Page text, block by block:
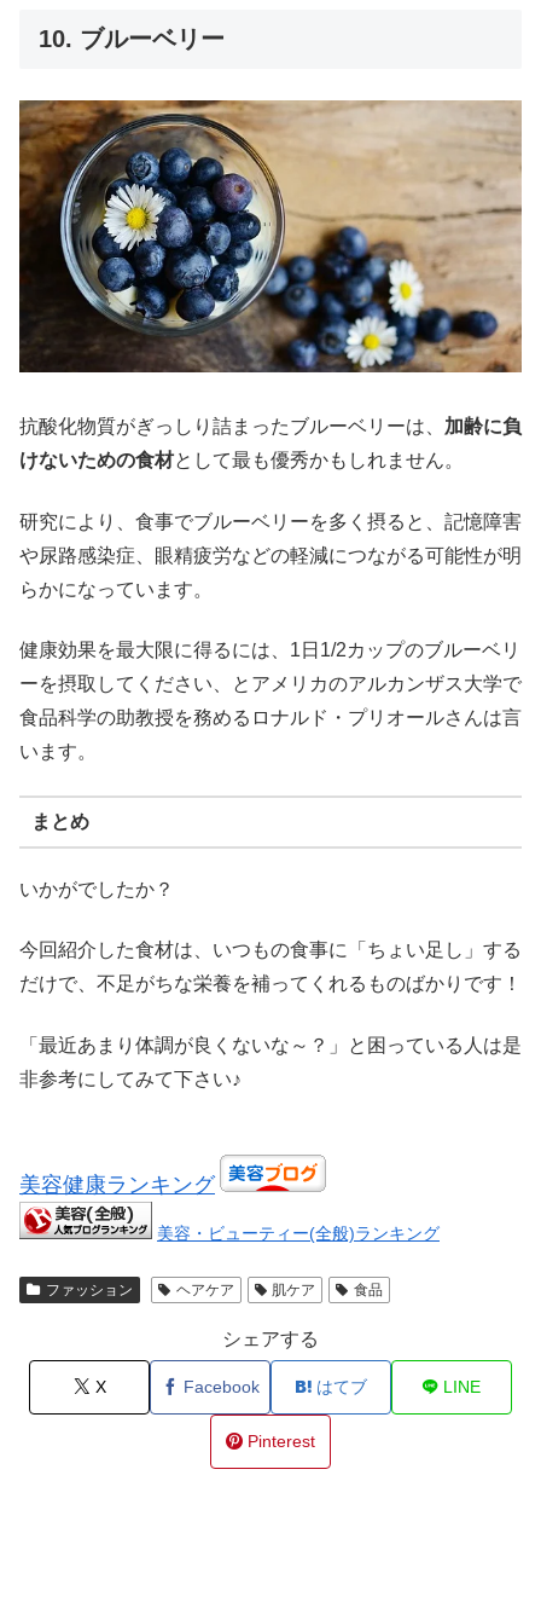
10. ブルーベリー
抗酸化物質がぎっしり詰まったブルーベリーは、 加齢に負
けないための食材として最も優秀かもしれません。
研究により、食事でブルーベリーを多く摂ると、記憶障害
や尿路感染症、眼精疲労などの軽減につながる可能性が明
らかになっています。
健康効果を最大限に得るには、1日1/2カップのブルーベリ
ーを摂取してください、とアメリカのアルカンザス大学で
食品科学の助教授を務めるロナルド・プリオールさんは言
います。
まとめ
いかがでしたか？
今回紹介した食材は、いつもの食事に「ちょい足し」する
だけで、不足がちな栄養を補ってくれるものばかりです！
「最近あまり体調が良くないな～？」と困っている人は是
非参考にしてみて下さい♪
美容健康ランキング
美容・ビューティー(全般)ランキング
ファッション ヘアケア 肌ケア 食品
シェアする
X Facebook はてブ LINE
Pinterest